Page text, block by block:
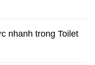
nhanh trong Toilet